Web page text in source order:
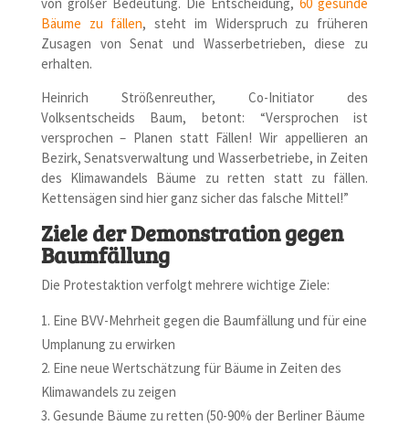
Bäume zu fällen, steht im Widerspruch zu früheren
Zusagen von Senat und Wasserbetrieben, diese zu
erhalten.
Heinrich Strößenreuther, Co-Initiator des
Volksentscheids Baum, betont: “Versprochen ist
versprochen – Planen statt Fällen! Wir appellieren an
Bezirk, Senatsverwaltung und Wasserbetriebe, in Zeiten
des Klimawandels Bäume zu retten statt zu fällen.
Kettensägen sind hier ganz sicher das falsche Mittel!”
Ziele der Demonstration gegen
Baumfällung
Die Protestaktion verfolgt mehrere wichtige Ziele:
Eine BVV-Mehrheit gegen die Baumfällung und für eine
Umplanung zu erwirken
Eine neue Wertschätzung für Bäume in Zeiten des
Klimawandels zu zeigen
Gesunde Bäume zu retten (50-90% der Berliner Bäume